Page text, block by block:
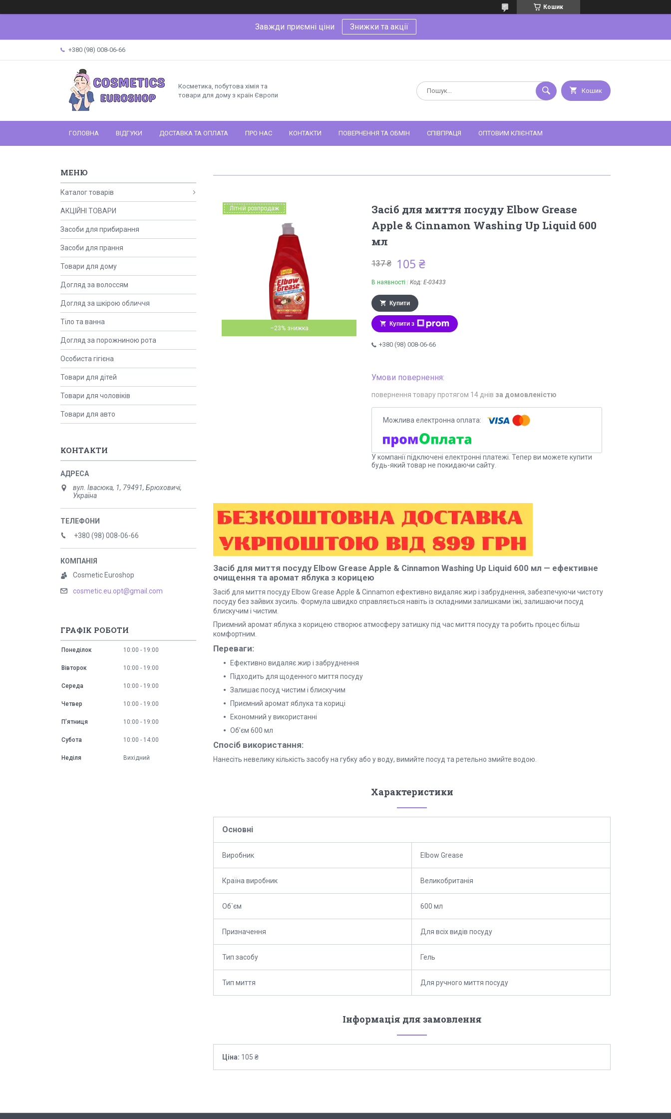
Кошик
Завжди приємні ціни Знижки та акції
+380 (98) 008-06-66
Косметика, побутова хімія та
товари для дому з країн Європи
Кошик
ГОЛОВНА ВІДГУКИ ДОСТАВКА ТА ОПЛАТА ПРО НАС КОНТАКТИ ПОВЕРНЕННЯ ТА ОБМІН СПІВПРАЦЯ ОПТОВИМ КЛІЄНТАМ
–23%
Літній розпродаж
Засіб для миття посуду Elbow Grease
Apple & Cinnamon Washing Up Liquid 600
мл
137 ₴ 105 ₴
В наявності Код: Е-03433
Купити
Купити з
+380 (98) 008-06-66
повернення товару протягом 14 днів за домовленістю
У компанії підключені електронні платежі. Тепер ви можете купити
будь-який товар не покидаючи сайту.
Засіб для миття посуду Elbow Grease Apple & Cinnamon Washing Up Liquid 600 мл — ефективне
очищення та аромат яблука з корицею
Засіб для миття посуду Elbow Grease Apple & Cinnamon ефективно видаляє жир і забруднення, забезпечуючи чистоту
посуду без зайвих зусиль. Формула швидко справляється навіть із складними залишками їжі, залишаючи посуд
блискучим і чистим.
Приємний аромат яблука з корицею створює атмосферу затишку під час миття посуду та робить процес більш
комфортним.
Переваги:
Ефективно видаляє жир і забруднення
Підходить для щоденного миття посуду
Залишає посуд чистим і блискучим
Приємний аромат яблука та кориці
Економний у використанні
Об’єм 600 мл
Спосіб використання:
Нанесіть невелику кількість засобу на губку або у воду, вимийте посуд та ретельно змийте водою.
Характеристики
Основні
Виробник Elbow Grease
Країна виробник Великобританія
Об`єм 600 мл
Призначення Для всіх видів посуду
Тип засобу Гель
Тип миття Для ручного миття посуду
Інформація для замовлення
Ціна: 105 ₴
Каталог товарів
АКЦІЙНІ ТОВАРИ
Засоби для прибирання
Засоби для прання
Товари для дому
Догляд за волоссям
Догляд за шкірою обличчя
Тіло та ванна
Догляд за порожниною рота
Особиста гігієна
Товари для дітей
Товари для чоловіків
Товари для авто
КОНТАКТИ
вул. Івасюка, 1, 79491, Брюховичі,
Україна
+380 (98) 008-06-66
Cosmetic Euroshop
cosmetic.eu.opt@gmail.com
ГРАФІК РОБОТИ
Понеділок 10:00 19:00
Вівторок 10:00 19:00
Середа 10:00 19:00
Четвер 10:00 19:00
Пʼятниця 10:00 19:00
Субота 10:00 14:00
Неділя Вихідний